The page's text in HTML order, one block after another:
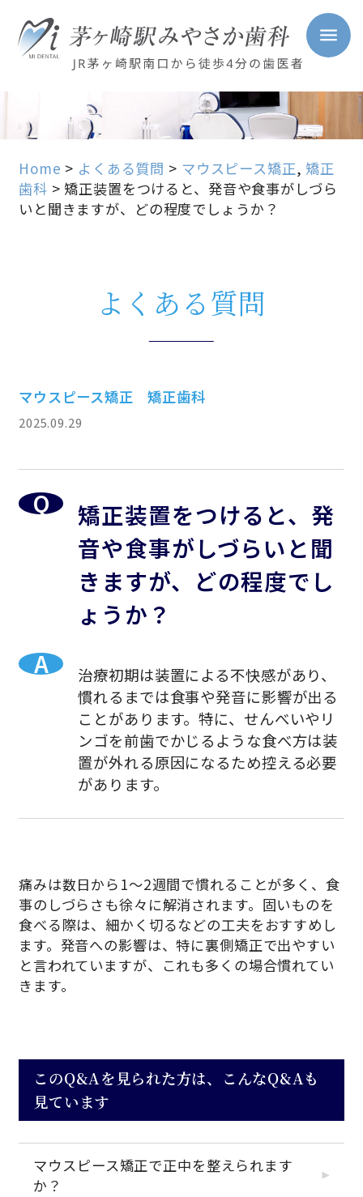
Home > よくある質問 > マウスピース矯正, 矯正
歯科 > 矯正装置をつけると、発音や食事がしづら
いと聞きますが、どの程度でしょうか？
よくある質問
マウスピース矯正 矯正歯科
2025.09.29
矯正装置をつけると、発
音や食事がしづらいと聞
きますが、どの程度でし
ょうか？
治療初期は装置による不快感があり、
慣れるまでは食事や発音に影響が出る
ことがあります。特に、せんべいやリ
ンゴを前歯でかじるような食べ方は装
置が外れる原因になるため控える必要
があります。
痛みは数日から1〜2週間で慣れることが多く、食
事のしづらさも徐々に解消されます。固いものを
食べる際は、細かく切るなどの工夫をおすすめし
ます。発音への影響は、特に裏側矯正で出やすい
と言われていますが、これも多くの場合慣れてい
きます。
このQ&Aを見られた方は、こんなQ&Aも
見ています
マウスピース矯正で正中を整えられます
か？